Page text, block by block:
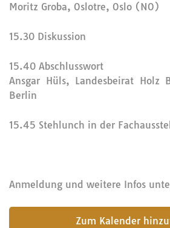
Moritz Groba, Oslotre, Oslo (NO)
15.30 Diskussion
15.40 Abschlusswort
Ansgar Hüls, Landesbeirat Holz
Berlin
15.45 Stehlunch in der
Anmeldung und weitere Infos